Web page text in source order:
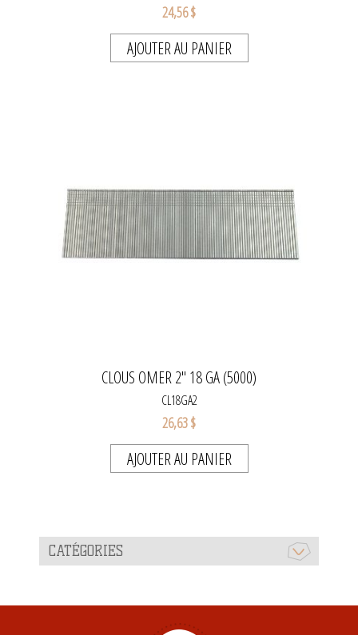
24,56 $
AJOUTER AU PANIER
CLOUS OMER 2" 18 GA (5000)
CL18GA2
26,63 $
AJOUTER AU PANIER
CATÉGORIES